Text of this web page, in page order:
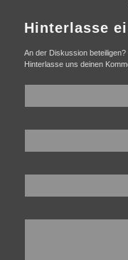
Hinterlasse
An der Diskussion beteiligen?
Hinterlasse uns deinen